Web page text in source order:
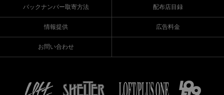
バックナンバー取寄方法 配布店目録
情報提供 広告料金
お問い合わせ